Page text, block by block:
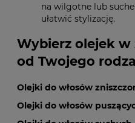
na wilgotne lub
ułatwić stylizację.
Wybierz olejek w
od Twojego
Olejki do włosów
Olejki do włosów